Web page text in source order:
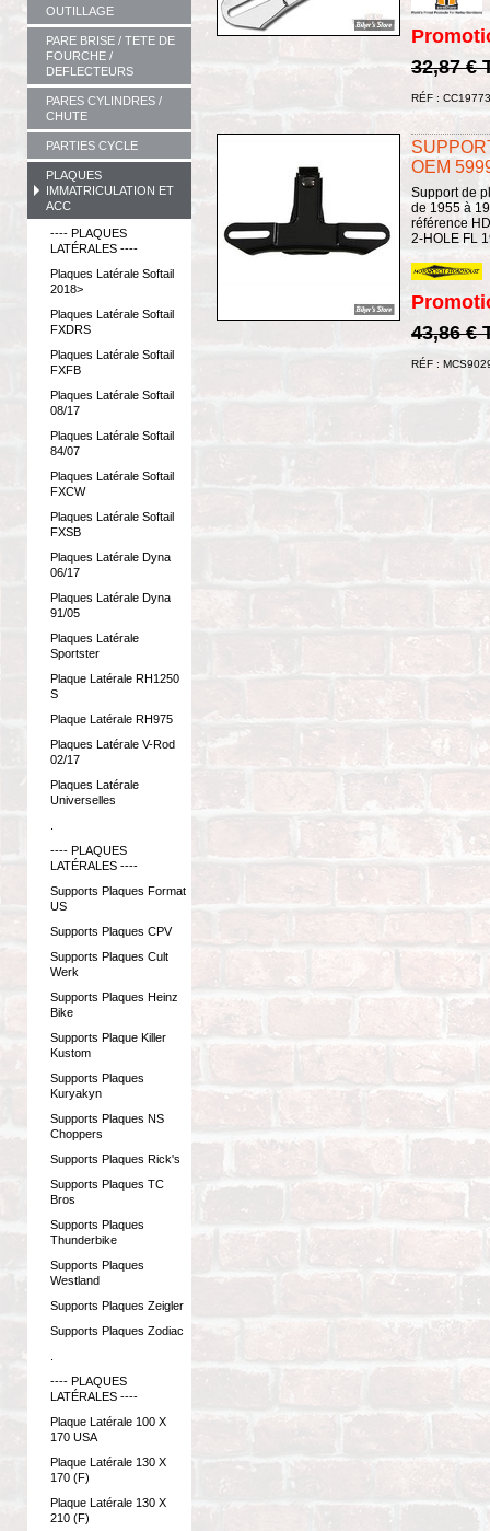
OUTILLAGE
PARE BRISE / TETE DE
FOURCHE /
DEFLECTEURS
PARES CYLINDRES /
CHUTE
PARTIES CYCLE
PLAQUES
IMMATRICULATION ET
ACC
---- PLAQUES
LATÉRALES ----
Plaques Latérale Softail
2018>
Plaques Latérale Softail
FXDRS
Plaques Latérale Softail
FXFB
Plaques Latérale Softail
08/17
Plaques Latérale Softail
84/07
Plaques Latérale Softail
FXCW
Plaques Latérale Softail
FXSB
Plaques Latérale Dyna
06/17
Plaques Latérale Dyna
91/05
Plaques Latérale
Sportster
Plaque Latérale RH1250
S
Plaque Latérale RH975
Plaques Latérale V-Rod
02/17
Plaques Latérale
Universelles
---- PLAQUES
LATÉRALES ----
Supports Plaques Format
US
Supports Plaques CPV
Supports Plaques Cult
Werk
Supports Plaques Heinz
Bike
Supports Plaque Killer
Kustom
Supports Plaques
Kuryakyn
Supports Plaques NS
Choppers
Supports Plaques Rick's
Supports Plaques TC
Bros
Supports Plaques
Thunderbike
Supports Plaques
Westland
Supports Plaques Zeigler
Supports Plaques Zodiac
---- PLAQUES
LATÉRALES ----
Plaque Latérale 100 X
170 USA
Plaque Latérale 130 X
170 (F)
Plaque Latérale 130 X
210 (F)
32,87 €
RÉF : CC19773
OEM
Support de
de 1955 à
référence
2-HOLE FL
43,86 €
RÉF :